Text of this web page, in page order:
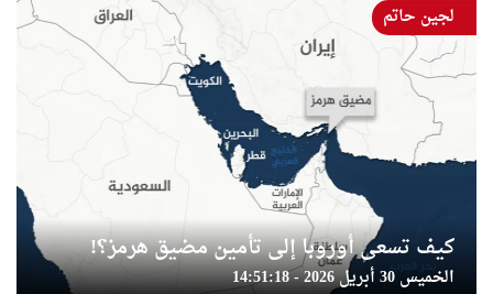
كيف تسعى أوروبا إلى تأمين مضيق هرمز؟!
الخميس 30 أبريل 2026 - 14:51:18
لجين حاتم